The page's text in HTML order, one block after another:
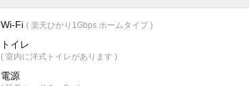
Wi-Fi ( 楽天ひかり1Gbps ホームタイプ )
トイレ
( 室内に洋式トイレがあります )
電源